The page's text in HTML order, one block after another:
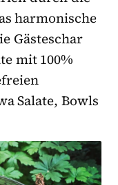
harmonische
Gästeschar
mit 100%
Salate, Bowls